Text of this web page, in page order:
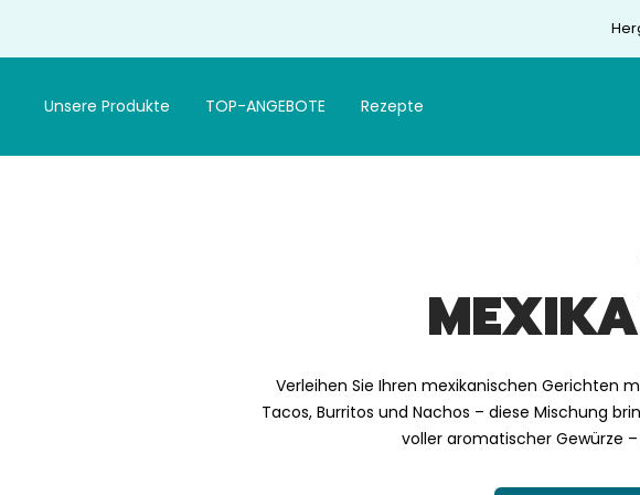
Unsere Produkte TOP-ANGEBOTE Rezepte
Verleihen Sie Ihren mexikanischen Gerichten
Tacos, Burritos und Nachos – diese Mischung
voller aromatischer Gewürze